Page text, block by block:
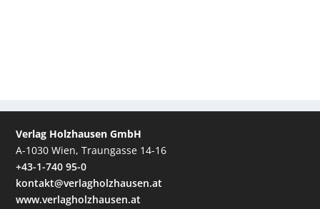
Verlag Holzhausen GmbH
A-1030 Wien, Traungasse 14-16
+43-1-740 95-0
kontakt@verlagholzhausen.at
www.verlagholzhausen.at